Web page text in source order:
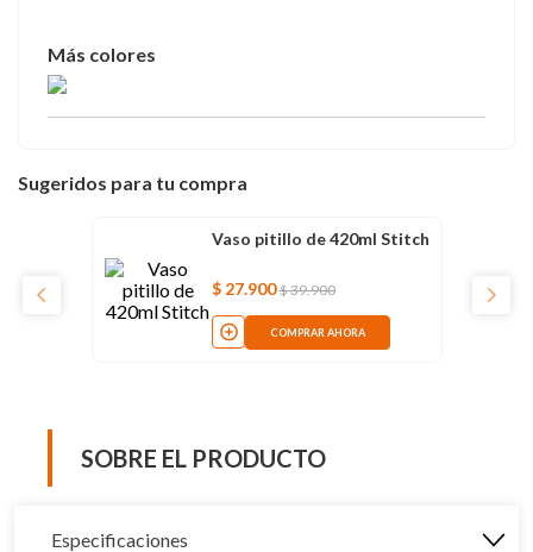
Sugeridos para tu compra
Vaso pitillo de 420ml Stitch
$ 27.900 $39.900
COMPRAR AHORA
SOBRE EL PRODUCTO
Especificaciones